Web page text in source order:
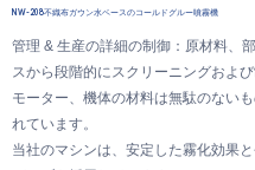
NW-208不織布ガウン水ベースのコールドグルー噴霧機
管理 & 生産の詳細の制御：原材料、
スから段階的にスクリーニングおよ
モーター、機体の材料は無駄のない
れています。
当社のマシンは、安定した霧化効果